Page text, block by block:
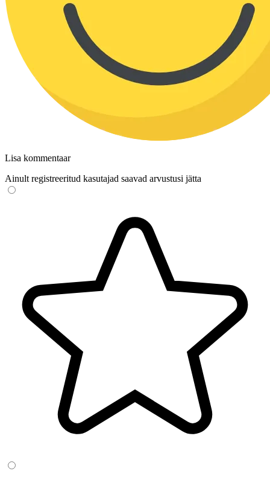
Lisa kommentaar
Ainult registreeritud kasutajad saavad arvustusi jätta